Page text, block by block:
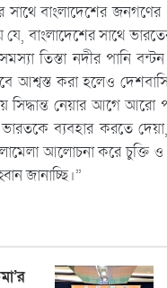
বাংলাদেশের জনগণের
বাংলাদেশের সাথে
তিস্তা নদীর পানি
আশ্বস্ত করা হলেও
সিদ্ধান্ত নেয়ার আগে আরো
ভারতকে ব্যবহার করতে
আলোচনা করে
জানাচ্ছি।”